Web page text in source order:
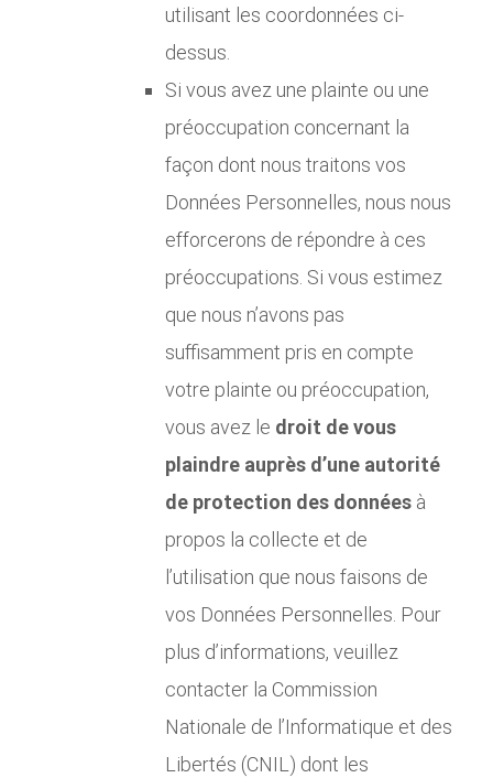
utilisant les coordonnées ci-
dessus.
Si vous avez une plainte ou une
préoccupation concernant la
façon dont nous traitons vos
Données Personnelles, nous nous
efforcerons de répondre à ces
préoccupations. Si vous estimez
que nous n’avons pas
suffisamment pris en compte
votre plainte ou préoccupation,
vous avez le droit de vous
plaindre auprès d’une autorité
de protection des données à
propos la collecte et de
l’utilisation que nous faisons de
vos Données Personnelles. Pour
plus d’informations, veuillez
contacter la Commission
Nationale de l’Informatique et des
Libertés (CNIL) dont les